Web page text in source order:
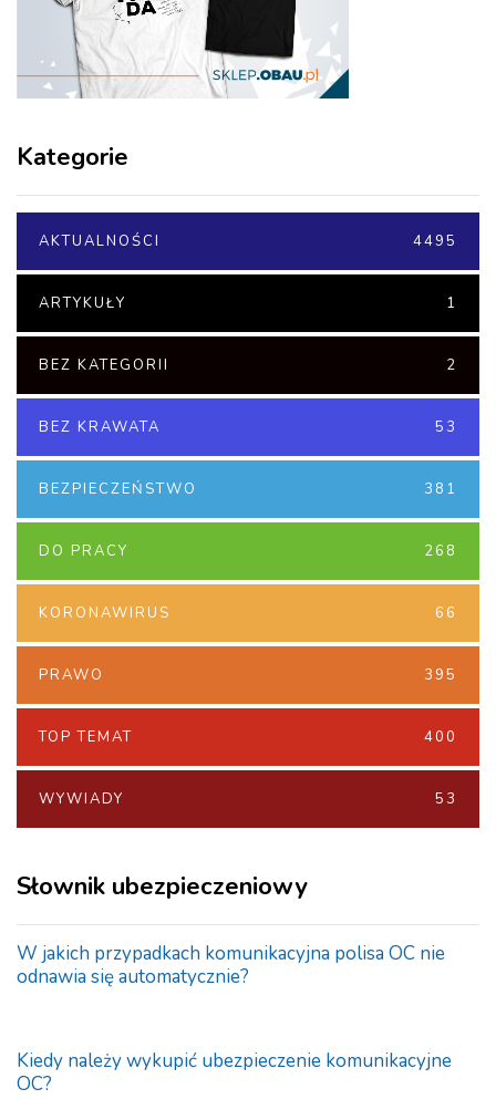
Kategorie
AKTUALNOŚCI 4495
ARTYKUŁY 1
BEZ KATEGORII 2
BEZ KRAWATA 53
BEZPIECZEŃSTWO 381
DO PRACY 268
KORONAWIRUS 66
PRAWO 395
TOP TEMAT 400
WYWIADY 53
Słownik ubezpieczeniowy
W jakich przypadkach komunikacyjna polisa OC nie
odnawia się automatycznie?
Kiedy należy wykupić ubezpieczenie komunikacyjne
OC?